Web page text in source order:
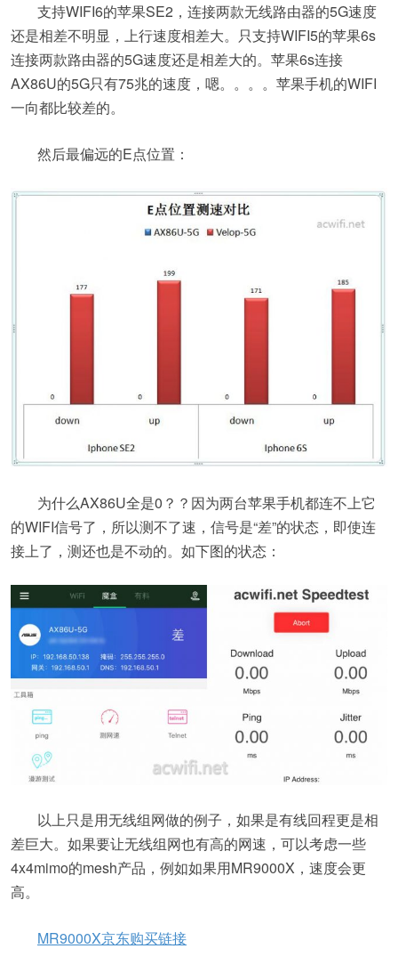
支持WIFI6的苹果SE2，连接两款无线路由器的5G速度
还是相差不明显，上行速度相差大。只支持WIFI5的苹果6s
连接两款路由器的5G速度还是相差大的。苹果6s连接
AX86U的5G只有75兆的速度，嗯。。。。苹果手机的WIFI
一向都比较差的。
然后最偏远的E点位置：
为什么AX86U全是0？？因为两台苹果手机都连不上它
的WIFI信号了，所以测不了速，信号是“差”的状态，即使连
接上了，测还也是不动的。如下图的状态：
以上只是用无线组网做的例子，如果是有线回程更是相
差巨大。如果要让无线组网也有高的网速，可以考虑一些
4x4mimo的mesh产品，例如如果用MR9000X，速度会更
高。
MR9000X京东购买链接